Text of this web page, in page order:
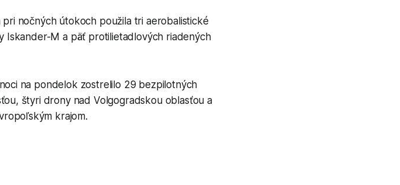
nočných útokoch použila tri aerobalistické
Iskander-M a päť protilietadlových riadených
na pondelok zostrelilo 29 bezpilotných
štyri drony nad Volgogradskou oblasťou a
krajom.